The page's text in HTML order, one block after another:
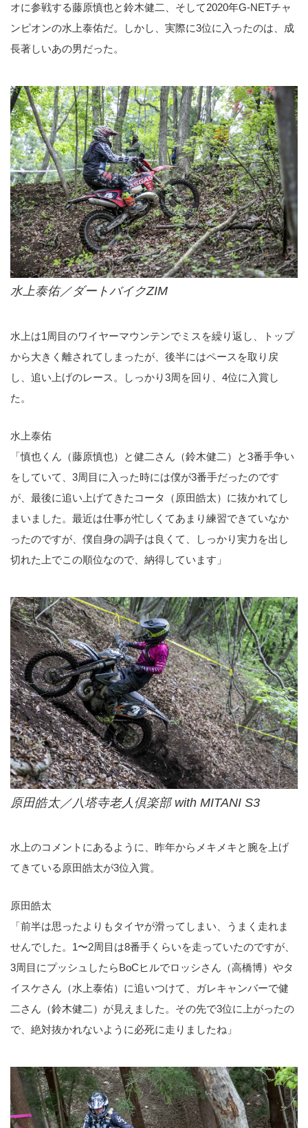
オに参戦する藤原慎也と鈴木健二、そして2020年G-NETチャ
ンピオンの水上泰佑だ。しかし、実際に3位に入ったのは、成
長著しいあの男だった。
水上泰佑／ダートバイクZIM
水上は1周目のワイヤーマウンテンでミスを繰り返し、トップ
から大きく離されてしまったが、後半にはペースを取り戻
し、追い上げのレース。しっかり3周を回り、4位に入賞し
た。
水上泰佑
「慎也くん（藤原慎也）と健二さん（鈴木健二）と3番手争い
をしていて、3周目に入った時には僕が3番手だったのです
が、最後に追い上げてきたコータ（原田皓太）に抜かれてし
まいました。最近は仕事が忙しくてあまり練習できていなか
ったのですが、僕自身の調子は良くて、しっかり実力を出し
切れた上でこの順位なので、納得しています」
原田皓太／八塔寺老人倶楽部 with MITANI S3
水上のコメントにあるように、昨年からメキメキと腕を上げ
てきている原田皓太が3位入賞。
原田皓太
「前半は思ったよりもタイヤが滑ってしまい、うまく走れま
せんでした。1〜2周目は8番手くらいを走っていたのですが、
3周目にプッシュしたらBoCヒルでロッシさん（高橋博）やタ
イスケさん（水上泰佑）に追いつけて、ガレキャンバーで健
二さん（鈴木健二）が見えました。その先で3位に上がったの
で、絶対抜かれないように必死に走りましたね」